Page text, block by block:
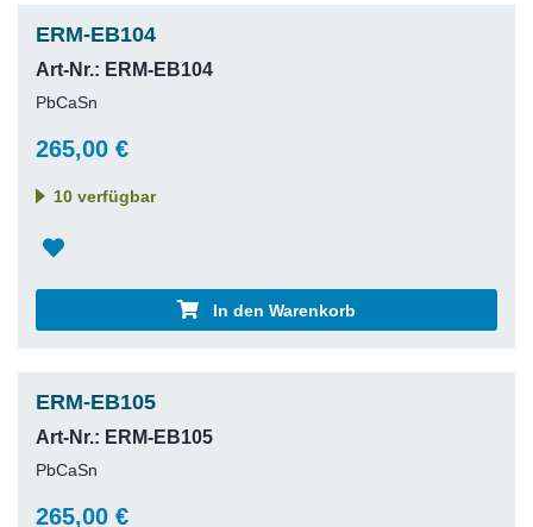
ERM-EB104
Art-Nr.: ERM-EB104
PbCaSn
265,00 €
10 verfügbar
In den Warenkorb
ERM-EB105
Art-Nr.: ERM-EB105
PbCaSn
265,00 €